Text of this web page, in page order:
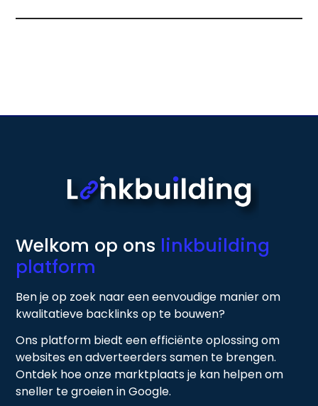
Welkom op ons linkbuilding
platform
Ben je op zoek naar een eenvoudige manier om
kwalitatieve backlinks op te bouwen?
Ons platform biedt een efficiënte oplossing om
websites en adverteerders samen te brengen.
Ontdek hoe onze marktplaats je kan helpen om
sneller te groeien in Google.